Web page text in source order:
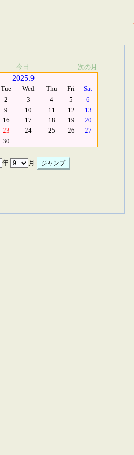
今日 次の月
2025.9
Tue Wed Thu Fri
Sat
2 3 4 5
6
9 10 11 12
13
16 17 18 19
20
23 24 25 26
27
30
年 月